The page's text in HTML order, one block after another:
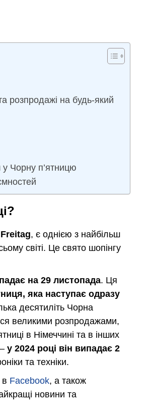
розпродажі на будь-який
у Чорну п’ятницю
, є однією з найбільш
світі. Це свято шопінгу
на 29 листопада. Ця
яка наступає одразу
десятиліть Чорна
великими розпродажами,
в Німеччині та в інших
– у 2024 році він випадає 2
та техніки.
в Facebook, а також
новини та